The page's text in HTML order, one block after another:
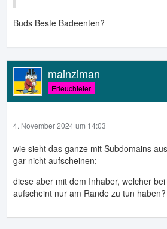
Buds Beste Badeenten?
mainziman
Erleuchteter
4. November 2024 um 14:03
wie sieht das ganze mit Subdomains
gar nicht aufscheinen;
diese aber mit dem Inhaber, welcher
aufscheint nur am Rande zu tun haben?